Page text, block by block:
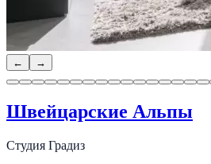
← →
Швейцарские Альпы
Студия Градиз